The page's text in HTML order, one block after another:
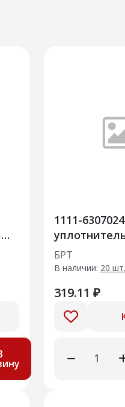
1111-
двери задка
БРТ
В наличии: 20 шт.
319.11 ₽